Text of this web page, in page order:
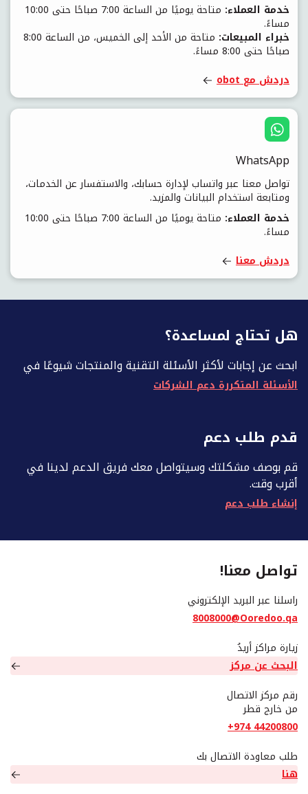
خدمة العملاء:
متاحة يوميًا من الساعة 7:00 صباحًا حتى 10:00
مساءً.
خبراء المبيعات: متاحة من الأحد إلى الخميس، من الساعة 8:00
صباحًا حتى 8:00 مساءً.
دردش مع obot
WhatsApp
تواصل معنا عبر واتساب لإدارة حسابك، والاستفسار عن الخدمات،
ومتابعة استخدام البيانات والمزيد.
خدمة العملاء:
متاحة يوميًا من الساعة 7:00 صباحًا حتى 10:00
مساءً.
دردش معنا
هل تحتاج لمساعدة؟
ابحث عن إجابات لأكثر الأسئلة التقنية والمنتجات شيوعًا في
الأسئلة المتكررة دعم الشركات
قدم طلب دعم
قم بوصف مشكلتك وسيتواصل معك فريق الدعم لدينا في
أقرب وقت.
إنشاء طلب دعم
تواصل معنا!
راسلنا عبر البريد الإلكتروني
8008000@Ooredoo.qa
زيارة مراكز أريدُ
البحث عن مركز
رقم مركز الاتصال
من خارج قطر
+974 44200800
طلب معاودة الاتصال بك
هنا